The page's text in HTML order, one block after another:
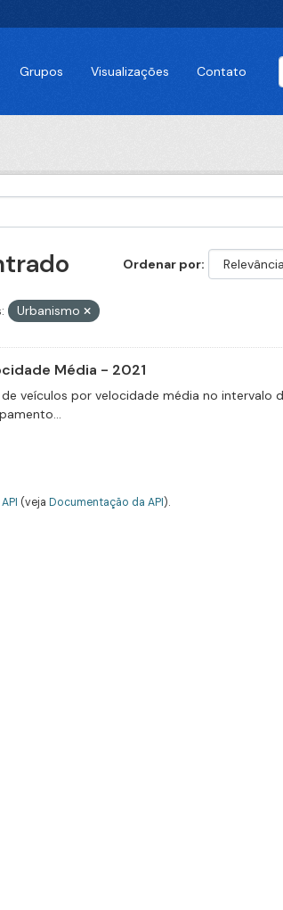
Grupos Visualizações Contato
Ordenar por
Urbanismo
Média - 2021
veículos por velocidade média no intervalo
API (veja Documentação da API).